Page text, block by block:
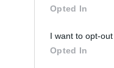
Opted In
I want to opt-
Opted In